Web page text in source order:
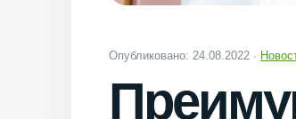
Опубликовано: 24.08.2022 ·